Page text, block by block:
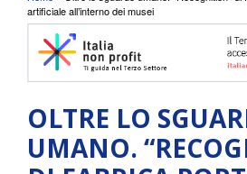
artificiale all’interno dei musei
OLTRE LO
UMANO.